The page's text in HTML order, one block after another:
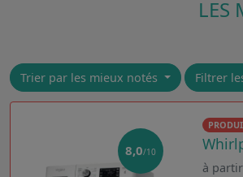
LES
Trier par les mieux notés Filtrer
8,0/10
à